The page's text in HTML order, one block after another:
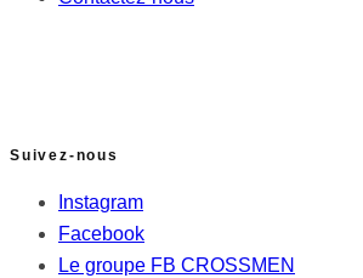
Suivez-nous
Instagram
Facebook
Le groupe FB CROSSMEN